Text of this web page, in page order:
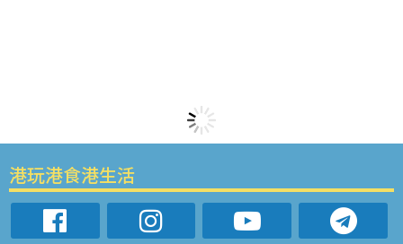
港玩港食港生活